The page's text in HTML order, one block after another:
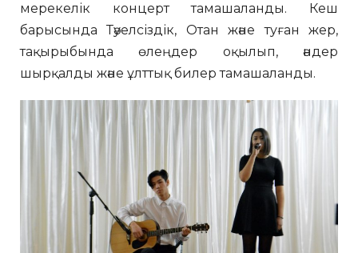
мерекелік концерт тамашаланды. Кеш
барысында Тәуелсіздік, Отан және туған жер,
тақырыбында өлеңдер оқылып, әндер
шырқалды және ұлттық билер тамашаланды.